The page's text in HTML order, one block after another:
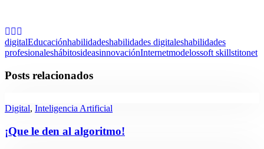
digitalEducaciónhabilidadeshabilidades digitaleshabilidades
profesionaleshábitosideasinnovaciónInternetmodelossoft skillstitonet
Posts relacionados
Digital, Inteligencia Artificial
¡Que le den al algoritmo!